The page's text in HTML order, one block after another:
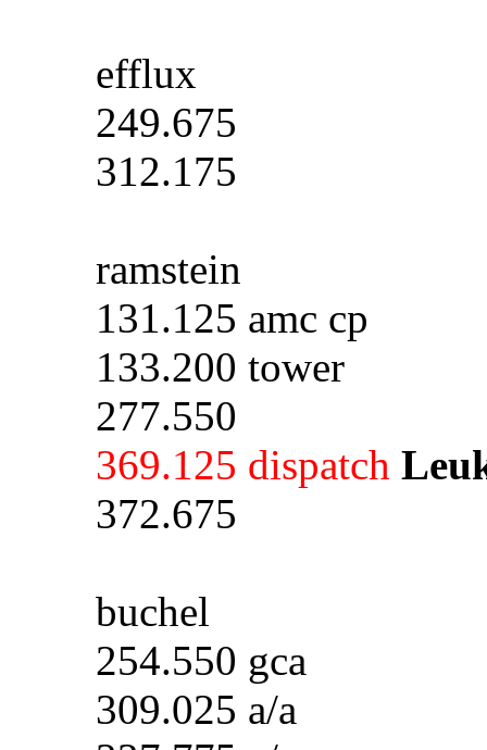
efflux
249.675
312.175
ramstein
131.125 amc cp
133.200 tower
277.550
369.125 dispatch
372.675
buchel
254.550 gca
309.025 a/a